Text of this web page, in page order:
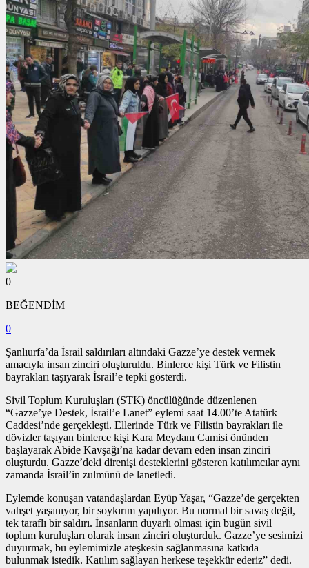
0
BEĞENDİM
0
Şanlıurfa’da İsrail saldırıları altındaki Gazze’ye destek vermek
amacıyla insan zinciri oluşturuldu. Binlerce kişi Türk ve Filistin
bayrakları taşıyarak İsrail’e tepki gösterdi.
Sivil Toplum Kuruluşları (STK) öncülüğünde düzenlenen
“Gazze’ye Destek, İsrail’e Lanet” eylemi saat 14.00’te Atatürk
Caddesi’nde gerçekleşti. Ellerinde Türk ve Filistin bayrakları ile
dövizler taşıyan binlerce kişi Kara Meydanı Camisi önünden
başlayarak Abide Kavşağı’na kadar devam eden insan zinciri
oluşturdu. Gazze’deki direnişi desteklerini gösteren katılımcılar aynı
zamanda İsrail’in zulmünü de lanetledi.
Eylemde konuşan vatandaşlardan Eyüp Yaşar, “Gazze’de gerçekten
vahşet yaşanıyor, bir soykırım yapılıyor. Bu normal bir savaş değil,
tek taraflı bir saldırı. İnsanların duyarlı olması için bugün sivil
toplum kuruluşları olarak insan zinciri oluşturduk. Gazze’ye sesimizi
duyurmak, bu eylemimizle ateşkesin sağlanmasına katkıda
bulunmak istedik. Katılım sağlayan herkese teşekkür ederiz” dedi.